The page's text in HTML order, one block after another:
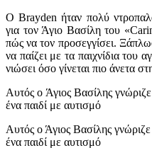
Ο Brayden ήταν πολύ
για τον Άγιο Βασίλη του
πώς να τον προσεγγίσει.
να παίζει με τα παιχνίδια του
νιώσει όσο γίνεται πιο άνετα
Αυτός ο Άγιος Βασίλης
ένα παιδί με αυτισμό
Αυτός ο Άγιος Βασίλης
ένα παιδί με αυτισμό